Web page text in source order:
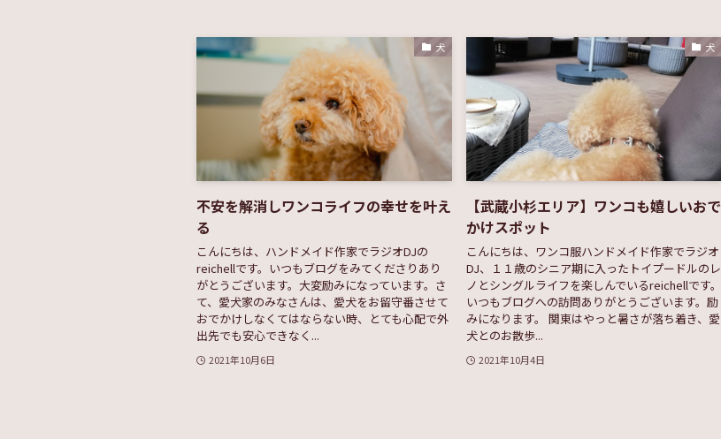
犬
不安を解消しワンコライフの幸せを叶え
る
こんにちは、ハンドメイド作家でラジオDJの
reichellです。いつもブログをみてくださりあり
がとうございます。大変励みになっています。さ
て、愛犬家のみなさんは、愛犬をお留守番させて
おでかけしなくてはならない時、とても心配で外
出先でも安心できなく...
2021年10月6日
犬
【武蔵小杉エリア】ワンコも嬉しいおで
かけスポット
こんにちは、ワンコ服ハンドメイド作家でラジオ
DJ、１１歳のシニア期に入ったトイプードルのレ
ノとシングルライフを楽しんでいるreichellです。
いつもブログへの訪問ありがとうございます。励
みになります。 関東はやっと暑さが落ち着き、愛
犬とのお散歩...
2021年10月4日